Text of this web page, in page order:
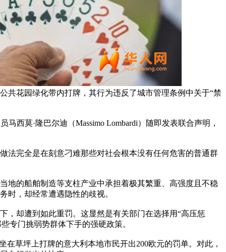
共花园绿化带内打牌，其行为违反了城市管理条例中关于“禁
西莫·隆巴尔迪（Massimo Lombardi）随即发表联合声明，
法完全是在刻意刁难那些对社会根本没有任何危害的普通群
地的船舶制造等支柱产业中承担着极其繁重、高强度且不稳
时，却经常遭遇隐性的歧视。
，却遭到如此重罚。这显然是有关部门在选择用“高压惩
专门挑弱势群体下手的强硬政策。
草坪上打牌的意大利本地市民开出200欧元的罚单。对此，